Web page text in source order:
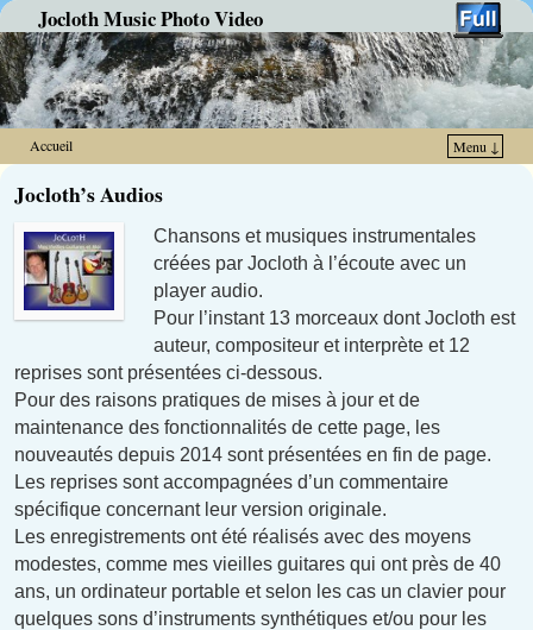
Jocloth Music Photo Video
Accueil Menu ↓
Jocloth’s Audios
Chansons et musiques instrumentales
créées par Jocloth à l’écoute avec un
player audio.
Pour l’instant 13 morceaux dont Jocloth est
auteur, compositeur et interprète et 12
reprises sont présentées ci-dessous.
Pour des raisons pratiques de mises à jour et de
maintenance des fonctionnalités de cette page, les
nouveautés depuis 2014 sont présentées en fin de page.
Les reprises sont accompagnées d’un commentaire
spécifique concernant leur version originale.
Les enregistrements ont été réalisés avec des moyens
modestes, comme mes vieilles guitares qui ont près de 40
ans, un ordinateur portable et selon les cas un clavier pour
quelques sons d’instruments synthétiques et/ou pour les